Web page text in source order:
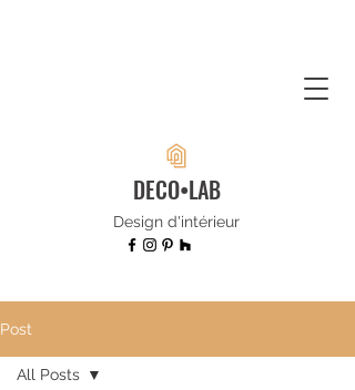
DECO•LAB
Design d'intérieur
Post
All Posts